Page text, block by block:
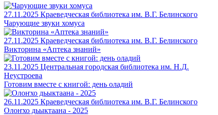
27.11.2025 Краеведческая библиотека им. В.Г. Белинского
Чарующие звуки хомуса
27.11.2025 Краеведческая библиотека им. В.Г. Белинского
Викторина «Аптека знаний»
23.11.2025 Центральная городская библиотека им. Н.Д.
Неустроева
Готовим вместе с книгой: день оладий
26.11.2025 Краеведческая библиотека им. В.Г. Белинского
Олоҥхо дьыктаана - 2025